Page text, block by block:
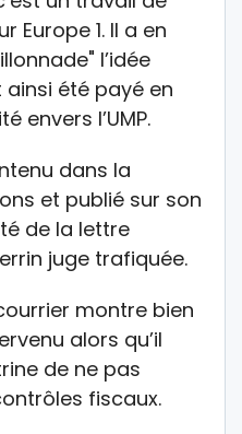
Europe 1. Il a en
l’idée
été payé en
envers l’UMP.
dans la
et publié sur son
de la lettre
juge trafiquée.
montre bien
alors qu’il
de ne pas
fiscaux.